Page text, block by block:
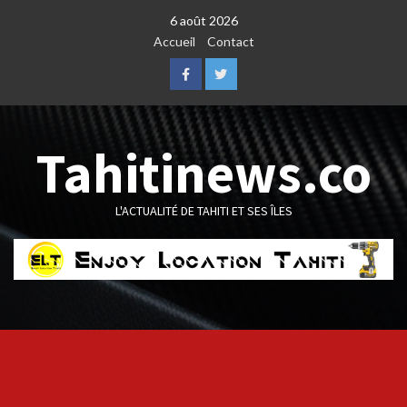
6 août 2026
Accueil
Contact
FacebookTwitter
Tahitinews.co
L'ACTUALITÉ DE TAHITI ET SES ÎLES